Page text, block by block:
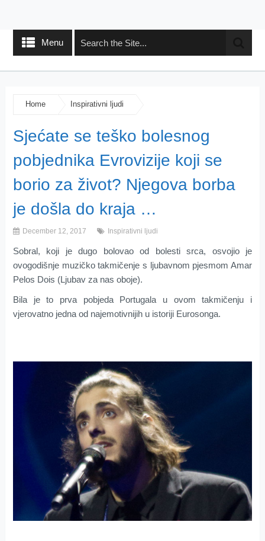
Menu
Home Inspirativni ljudi
Sjećate se teško bolesnog
pobjednika Evrovizije koji se
borio za život? Njegova borba
je došla do kraja …
December 12, 2017 Inspirativni ljudi
Sobral, koji je dugo bolovao od bolesti srca, osvojio je
ovogodišnje muzičko takmičenje s ljubavnom pjesmom Amar
Pelos Dois (Ljubav za nas oboje).
Bila je to prva pobjeda Portugala u ovom takmičenju i
vjerovatno jedna od najemotivnijih u istoriji Eurosonga.